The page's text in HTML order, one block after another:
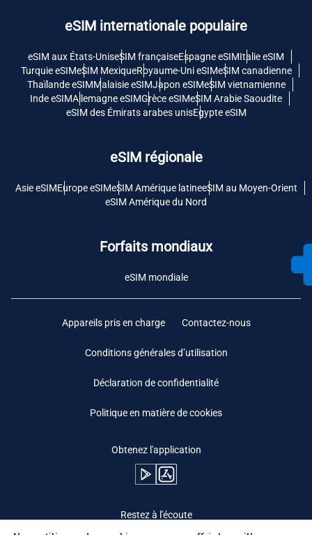
eSIM internationale populaire
eSIM aux États-UniseSIM françaiseEspagne eSIMItalie eSIM
Turquie eSIMeSIM MexiqueRoyaume-Uni eSIMeSIM canadienne
Thaïlande eSIMMalaisie eSIMJapon eSIMeSIM vietnamienne
Inde eSIMAllemagne eSIMGrèce eSIMeSIM Arabie Saoudite
eSIM des Émirats arabes unisEgypte eSIM
eSIM régionale
Asie eSIMEurope eSIMeSIM Amérique latineeSIM au Moyen-Orient
eSIM Amérique du Nord
Forfaits mondiaux
eSIM mondiale
Appareils pris en charge Contactez-nous
Conditions générales d’utilisation
Déclaration de confidentialité
Politique en matière de cookies
Obtenez l'application
Restez à l'écoute